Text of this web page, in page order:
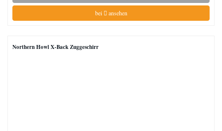
bei ansehen
Northern Howl X-Back Zuggeschirr